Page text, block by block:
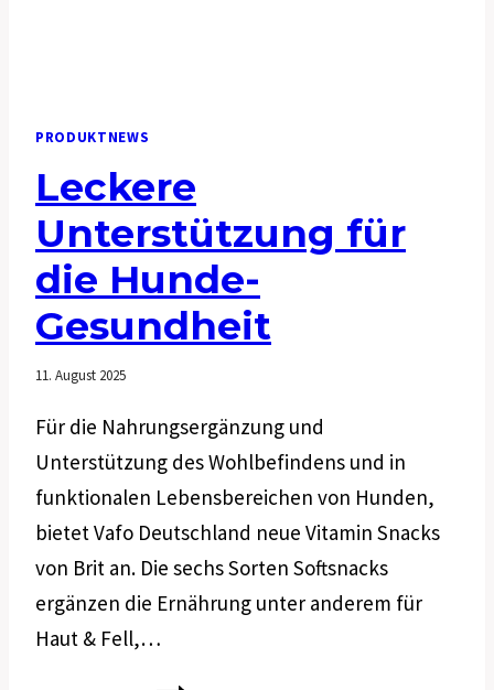
PRODUKTNEWS
Leckere
Unterstützung für
die Hunde-
Gesundheit
11. August 2025
Für die Nahrungsergänzung und
Unterstützung des Wohlbefindens und in
funktionalen Lebensbereichen von Hunden,
bietet Vafo Deutschland neue Vitamin Snacks
von Brit an. Die sechs Sorten Softsnacks
ergänzen die Ernährung unter anderem für
Haut & Fell,…